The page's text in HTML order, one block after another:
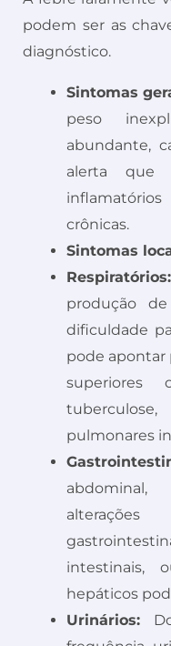
podem ser as
diagnóstico.
Sintomas
peso
abundante,
alerta que
crônicas.
Sintomas
Respiratórios:
produção
dificuldade
pode apontar
superiores
pulmonares
abdominal,
intestinais,
hepáticos
Urinários: